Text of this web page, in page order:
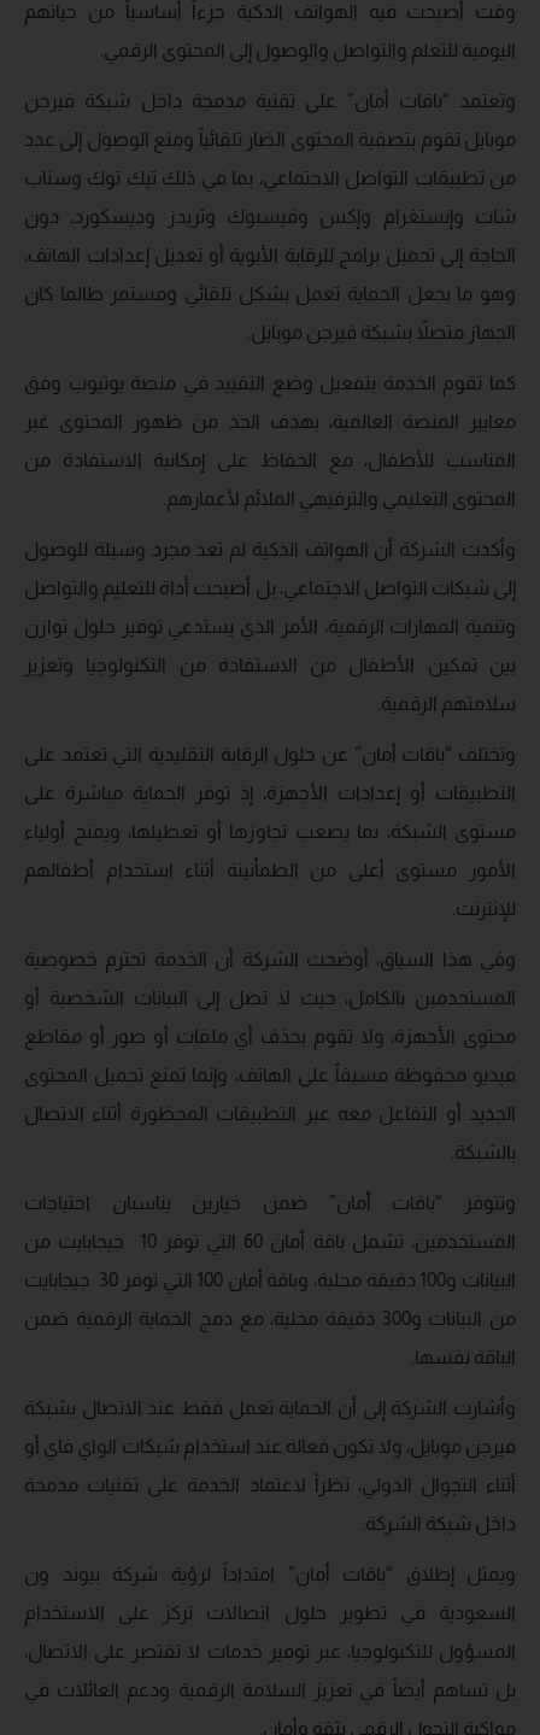
وقت أصبحت فيه الهواتف الذكية جزءاً أساسياً من حياتهم
اليومية للتعلم والتواصل والوصول إلى المحتوى الرقمي.
وتعتمد “باقات أمان” على تقنية مدمجة داخل شبكة فيرجن
موبايل تقوم بتصفية المحتوى الضار تلقائياً ومنع الوصول إلى عدد
من تطبيقات التواصل الاجتماعي، بما في ذلك تيك توك وسناب
شات وإنستغرام وإكس وفيسبوك وثريدز وديسكورد، دون
الحاجة إلى تحميل برامج للرقابة الأبوية أو تعديل إعدادات الهاتف،
وهو ما يجعل الحماية تعمل بشكل تلقائي ومستمر طالما كان
الجهاز متصلاً بشبكة فيرجن موبايل.
كما تقوم الخدمة بتفعيل وضع التقييد في منصة يوتيوب وفق
معايير المنصة العالمية، بهدف الحد من ظهور المحتوى غير
المناسب للأطفال، مع الحفاظ على إمكانية الاستفادة من
المحتوى التعليمي والترفيهي الملائم لأعمارهم.
وأكدت الشركة أن الهواتف الذكية لم تعد مجرد وسيلة للوصول
إلى شبكات التواصل الاجتماعي، بل أصبحت أداة للتعليم والتواصل
وتنمية المهارات الرقمية، الأمر الذي يستدعي توفير حلول توازن
بين تمكين الأطفال من الاستفادة من التكنولوجيا وتعزيز
سلامتهم الرقمية.
وتختلف “باقات أمان” عن حلول الرقابة التقليدية التي تعتمد على
التطبيقات أو إعدادات الأجهزة، إذ توفر الحماية مباشرة على
مستوى الشبكة، بما يصعب تجاوزها أو تعطيلها، ويمنح أولياء
الأمور مستوى أعلى من الطمأنينة أثناء استخدام أطفالهم
للإنترنت.
وفي هذا السياق، أوضحت الشركة أن الخدمة تحترم خصوصية
المستخدمين بالكامل، حيث لا تصل إلى البيانات الشخصية أو
محتوى الأجهزة، ولا تقوم بحذف أي ملفات أو صور أو مقاطع
فيديو محفوظة مسبقاً على الهاتف، وإنما تمنع تحميل المحتوى
الجديد أو التفاعل معه عبر التطبيقات المحظورة أثناء الاتصال
بالشبكة.
وتتوفر “باقات أمان” ضمن خيارين يناسبان احتياجات
المستخدمين، تشمل باقة أمان 60 التي توفر 10 جيجابايت من
البيانات و100 دقيقة محلية، وباقة أمان 100 التي توفر 30 جيجابايت
من البيانات و300 دقيقة محلية، مع دمج الحماية الرقمية ضمن
الباقة نفسها.
وأشارت الشركة إلى أن الحماية تعمل فقط عند الاتصال بشبكة
فيرجن موبايل، ولا تكون فعالة عند استخدام شبكات الواي فاي أو
أثناء التجوال الدولي، نظراً لاعتماد الخدمة على تقنيات مدمجة
داخل شبكة الشركة.
ويمثل إطلاق “باقات أمان” امتداداً لرؤية شركة بيوند ون
السعودية في تطوير حلول اتصالات تركز على الاستخدام
المسؤول للتكنولوجيا، عبر توفير خدمات لا تقتصر على الاتصال،
بل تساهم أيضاً في تعزيز السلامة الرقمية ودعم العائلات في
مواكبة التحول الرقمي بثقة وأمان.